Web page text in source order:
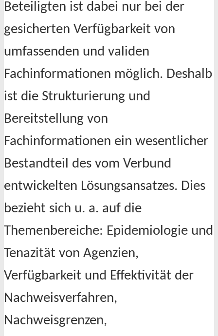
Beteiligten ist dabei nur bei der
gesicherten Verfügbarkeit von
umfassenden und validen
Fachinformationen möglich. Deshalb
ist die Strukturierung und
Bereitstellung von
Fachinformationen ein wesentlicher
Bestandteil des vom Verbund
entwickelten Lösungsansatzes. Dies
bezieht sich u. a. auf die
Themenbereiche: Epidemiologie und
Tenazität von Agenzien,
Verfügbarkeit und Effektivität der
Nachweisverfahren,
Nachweisgrenzen,